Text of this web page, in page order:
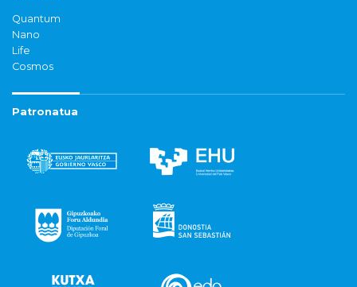
Quantum
Nano
Life
Cosmos
Patronatua